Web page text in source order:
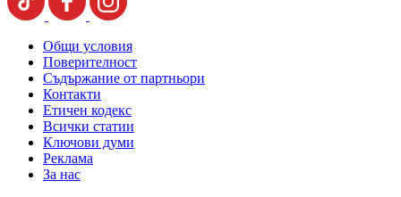
Общи условия
Поверителност
Съдържание от партньори
Контакти
Етичен кодекс
Всички статии
Ключови думи
Реклама
За нас